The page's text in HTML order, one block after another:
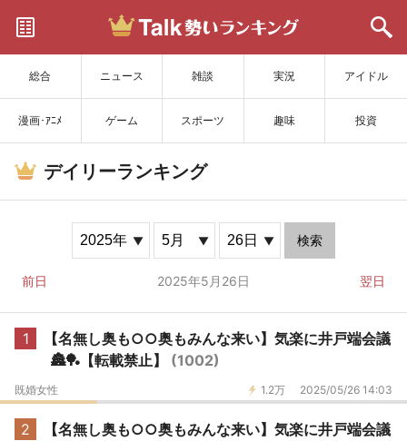
総合 ニュース 雑談 実況 アイドル
漫画･ｱﾆﾒ ゲーム スポーツ 趣味 投資
サイトを更新
デイリーランキング
検索
前日 2025年5月26日 翌日
1
【名無し奥も○○奥もみんな来い】気楽に井戸端会議
🏯🏓【転載禁止】 (1002)
1.2万 2025/05/26 14:03
既婚女性
2
【名無し奥も○○奥もみんな来い】気楽に井戸端会議